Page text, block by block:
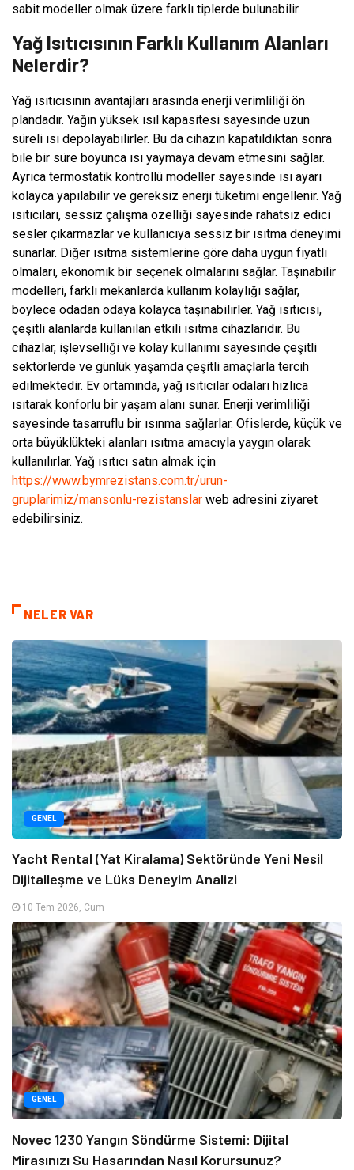
sabit modeller olmak üzere farklı tiplerde bulunabilir.
Yağ Isıtıcısının Farklı Kullanım Alanları
Nelerdir?
Yağ ısıtıcısının avantajları arasında enerji verimliliği ön
plandadır. Yağın yüksek ısıl kapasitesi sayesinde uzun
süreli ısı depolayabilirler. Bu da cihazın kapatıldıktan sonra
bile bir süre boyunca ısı yaymaya devam etmesini sağlar.
Ayrıca termostatik kontrollü modeller sayesinde ısı ayarı
kolayca yapılabilir ve gereksiz enerji tüketimi engellenir. Yağ
ısıtıcıları, sessiz çalışma özelliği sayesinde rahatsız edici
sesler çıkarmazlar ve kullanıcıya sessiz bir ısıtma deneyimi
sunarlar. Diğer ısıtma sistemlerine göre daha uygun fiyatlı
olmaları, ekonomik bir seçenek olmalarını sağlar. Taşınabilir
modelleri, farklı mekanlarda kullanım kolaylığı sağlar,
böylece odadan odaya kolayca taşınabilirler. Yağ ısıtıcısı,
çeşitli alanlarda kullanılan etkili ısıtma cihazlarıdır. Bu
cihazlar, işlevselliği ve kolay kullanımı sayesinde çeşitli
sektörlerde ve günlük yaşamda çeşitli amaçlarla tercih
edilmektedir. Ev ortamında, yağ ısıtıcılar odaları hızlıca
ısıtarak konforlu bir yaşam alanı sunar. Enerji verimliliği
sayesinde tasarruflu bir ısınma sağlarlar. Ofislerde, küçük ve
orta büyüklükteki alanları ısıtma amacıyla yaygın olarak
kullanılırlar. Yağ ısıtıcı satın almak için
https://www.bymrezistans.com.tr/urun-
gruplarimiz/mansonlu-rezistanslar web adresini ziyaret
edebilirsiniz.
NELER VAR
GENEL
Yacht Rental (Yat Kiralama) Sektöründe Yeni Nesil
Dijitalleşme ve Lüks Deneyim Analizi
10 Tem 2026, Cum
GENEL
Novec 1230 Yangın Söndürme Sistemi: Dijital
Mirasınızı Su Hasarından Nasıl Korursunuz?